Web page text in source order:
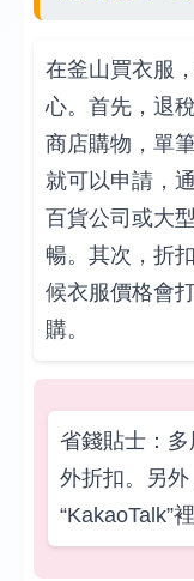
在釜山買衣服
心。首先，退
商店購物，單
就可以申請，
百貨公司或大
暢。其次，折
候衣服價格會
購。
省錢貼士：
外折扣。另
“KakaoTalk”